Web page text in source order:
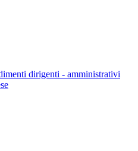
dirigenti - amministrativi